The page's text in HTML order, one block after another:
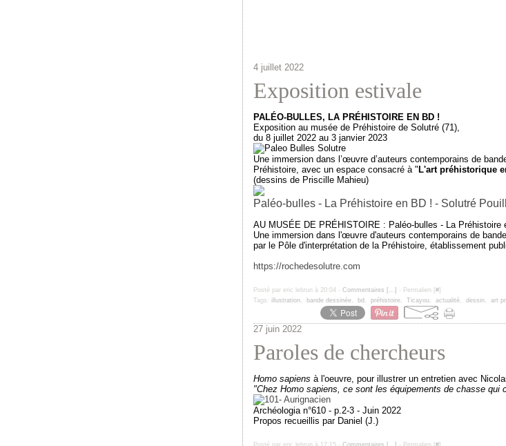
4 juillet 2022
Exposition estivale
PALÉO-BULLES, LA PRÉHISTOIRE EN BD !
Exposition au musée de Préhistoire de Solutré (71),
du 8 juillet 2022 au 3 janvier 2023
Une immersion dans l’œuvre d’auteurs contemporains de
Préhistoire, avec un espace consacré à " L'art préhistorique
(dessins de Priscille Mahieu)
Paléo-bulles - La Préhistoire en BD ! - Solutré
AU MUSÉE DE PRÉHISTOIRE : Paléo-bulles - La
Une immersion dans l'œuvre d'auteurs contemporains de
par le Pôle d'interprétation de la Préhistoire, établissement
https://rochedesolutre.com
Posté par eric lebrun à 20:04 - Commentaires [ …] - Permalien [ #]
Tags: illustration, bande dessinée, bd , préhistoire, Ticayou, actualité, dessin, art
27 juin 2022
Paroles de chercheurs
Homo sapiens à l'oeuvre, pour illustrer un entretien avec
"Chez Homo sapiens, ce sont les équipements de chasse qui
Archéologia n°610 - p.2-3 - Juin 2022
Propos recueillis par Daniel (J.)
Posté par eric lebrun à 17:15 - Commentaires [ ] - Permalien [ #]